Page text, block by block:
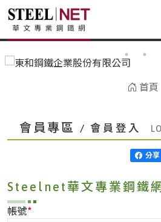
首頁
會員專區 / 會員登入
分享
Steelnet華文專業鋼鐵
帳號*